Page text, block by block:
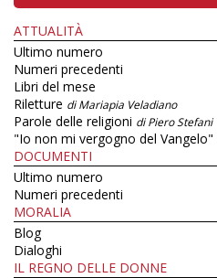
ATTUALITÀ
Ultimo numero
Numeri precedenti
Libri del mese
Riletture di Mariapia Veladiano
Parole delle religioni di Piero Stefani
"Io non mi vergogno del Vangelo"
DOCUMENTI
Ultimo numero
Numeri precedenti
MORALIA
Blog
Dialoghi
IL REGNO DELLE DONNE